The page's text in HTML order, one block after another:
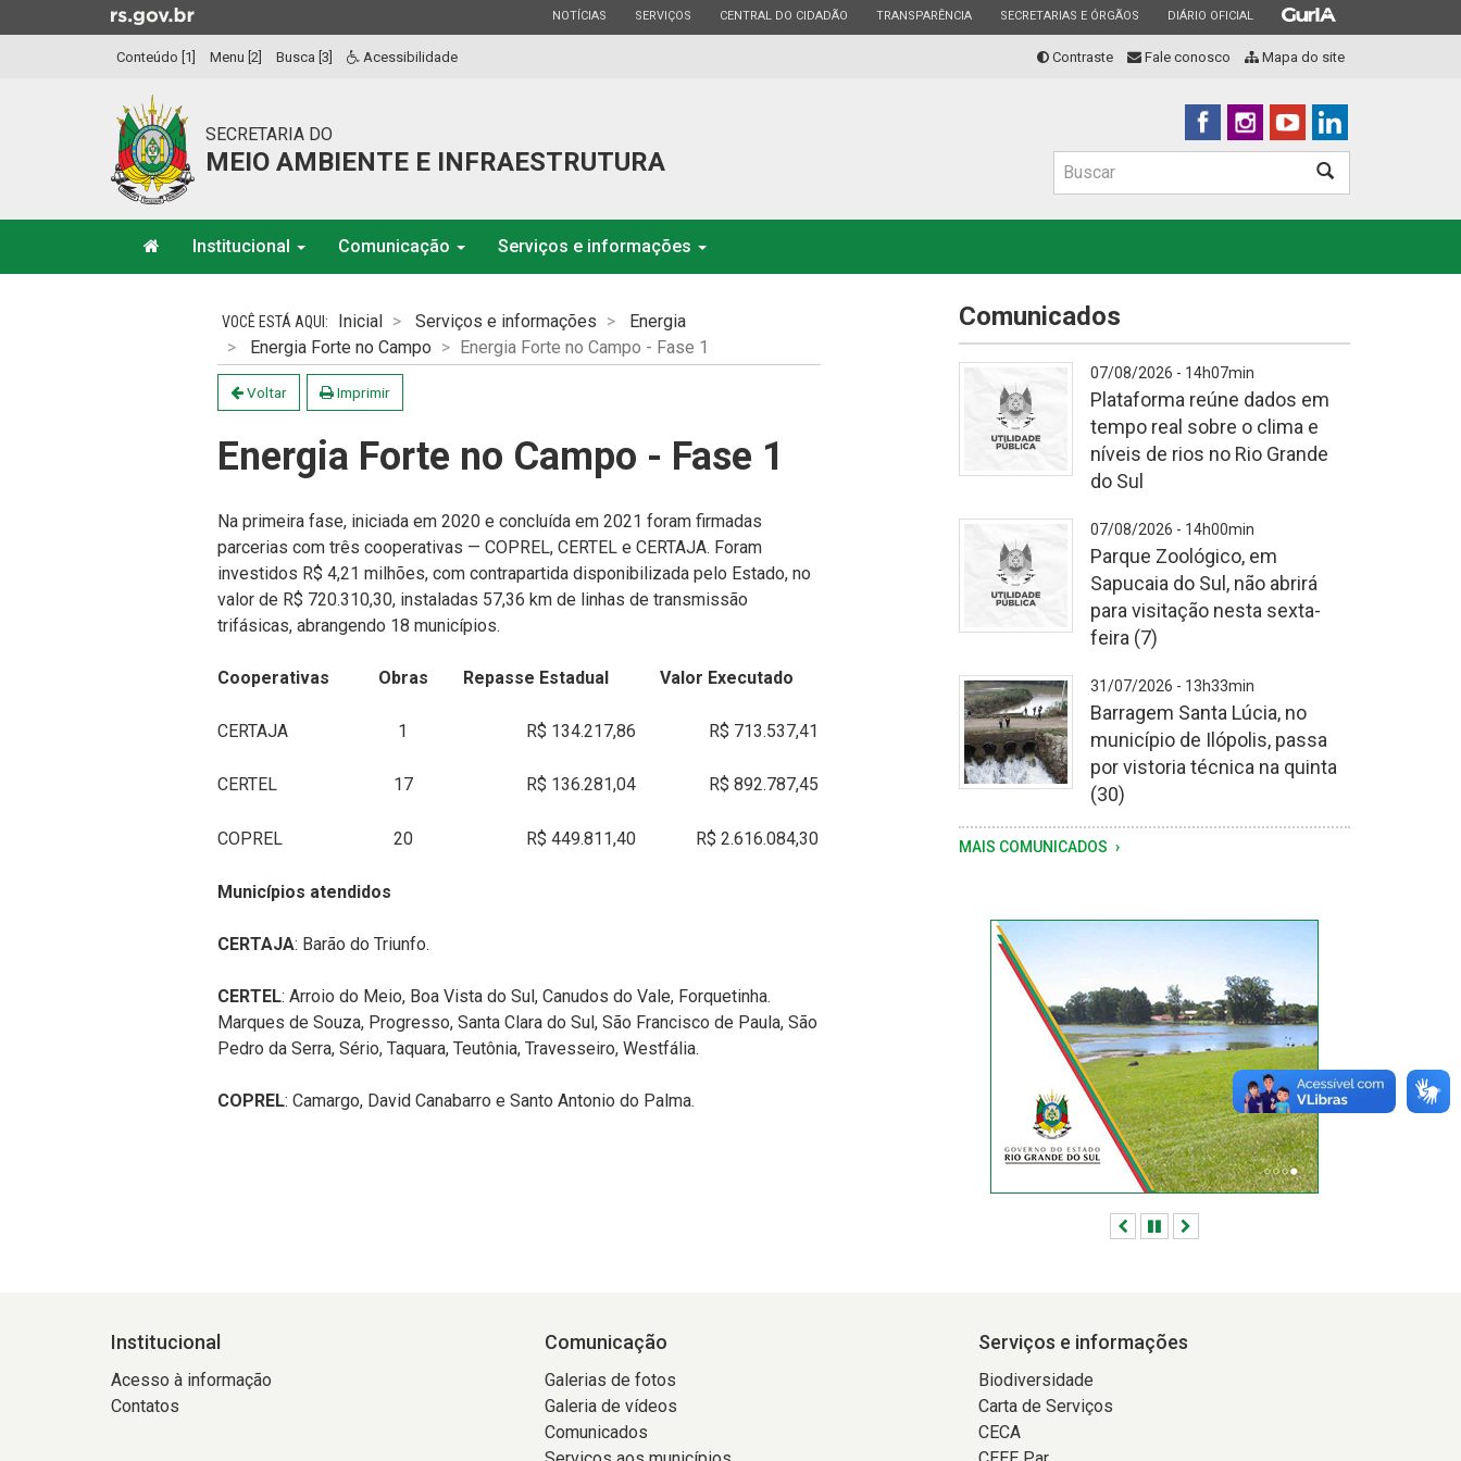
para
Ir
a
ESTADO
NOTÍCIAS ESTADO
SERVIÇOS ESTADO
CENTRAL DO CIDADÃO ESTADO
TRANSPARÊNCIA ESTADO
SECRETARIAS E ÓRGÃOS ESTADO
DIÁRIO OFICIAL ESTADO
Conteúdo [1] Menu [2] Busca [3] Acessibilidade Contraste Fale conosco Mapa do site
SECRETARIA DO
MEIO AMBIENTE E INFRAESTRUTURA Buscar
Institucional Comunicação
Serviços e informações
Inicial Serviços e informações
Energia
Energia Forte no Campo
Energia Forte no Campo - Fase 1
Voltar Imprimir
Energia Forte no Campo - Fase 1
Na primeira fase, iniciada em 2020 e concluída em 2021 foram firmadas
parcerias com três cooperativas — COPREL, CERTEL e CERTAJA. Foram
investidos R$ 4,21 milhões, com contrapartida disponibilizada pelo Estado, no
valor de R$ 720.310,30, instaladas 57,36 km de linhas de transmissão
trifásicas, abrangendo 18 municípios.
Cooperativas Obras Repasse Estadual Valor Executado
CERTAJA 1 R$ 134.217,86 R$ 713.537,41
CERTEL 17 R$ 136.281,04 R$ 892.787,45
COPREL 20 R$ 449.811,40 R$ 2.616.084,30
Municípios atendidos
CERTAJA: Barão do Triunfo.
CERTEL: Arroio do Meio, Boa Vista do Sul, Canudos do Vale, Forquetinha.
Marques de Souza, Progresso, Santa Clara do Sul, São Francisco de Paula, São
Pedro da Serra, Sério, Taquara, Teutônia, Travesseiro, Westfália.
COPREL: Camargo, David Canabarro e Santo Antonio do Palma.
Comunicados
-
07/08/2026 - 14h07min
Plataforma reúne dados em
tempo real sobre o clima e
níveis de rios no Rio Grande
do Sul
-
07/08/2026 - 14h00min
Parque Zoológico, em
Sapucaia do Sul, não abrirá
para visitação nesta sexta-
feira (7)
Vistoria
foi
sequência
registrada
31/07/2026 - 13h33min
Barragem Santa Lúcia, no
município de Ilópolis, passa
por vistoria técnica na quinta
(30)
MAIS COMUNICADOS
AnteriorPausar
Institucional
Acesso à informação
Contatos
Comunicação
Galerias de fotos
Galeria de vídeos
Comunicados
Serviços e informações
Biodiversidade
Carta de Serviços
CECA